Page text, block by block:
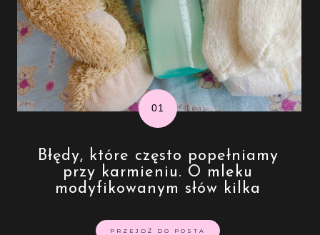
Błędy, które często popełniamy
przy karmieniu. O mleku
modyfikowanym słów kilka
PRZEJDŹ DO POSTA